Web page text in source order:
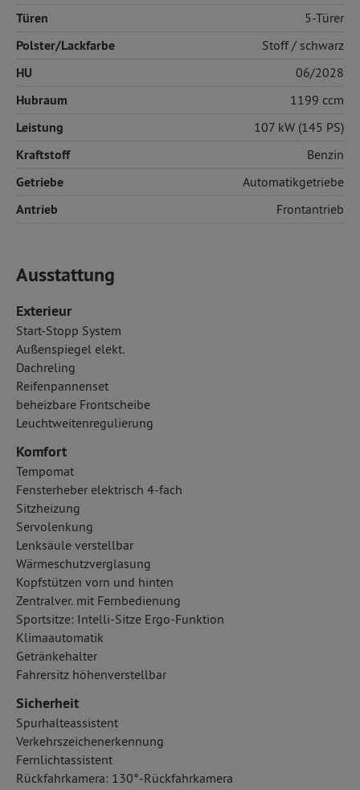
Türen 5-Türer
Polster/Lackfarbe Stoff/ schwarz
HU 06/2028
Hubraum 1199 ccm
Leistung 107 kW (145 PS)
Kraftstoff Benzin
Getriebe Automatikgetriebe
Antrieb Frontantrieb
Ausstattung
Exterieur
Start-Stopp System
Außenspiegel elekt.
Dachreling
Reifenpannenset
beheizbare Frontscheibe
Leuchtweitenregulierung
Komfort
Tempomat
Fensterheber elektrisch 4-fach
Sitzheizung
Servolenkung
Lenksäule verstellbar
Wärmeschutzverglasung
Kopfstützen vorn und hinten
Zentralver. mit Fernbedienung
Sportsitze: Intelli-Sitze Ergo-Funktion
Klimaautomatik
Getränkehalter
Fahrersitz höhenverstellbar
Sicherheit
Spurhalteassistent
Verkehrszeichenerkennung
Fernlichtassistent
Rückfahrkamera: 130°-Rückfahrkamera